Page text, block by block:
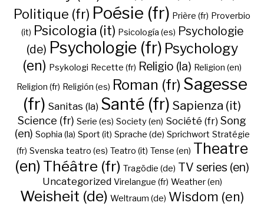
Politique (fr) Poésie (fr) Prière (fr) Proverbio
(it) Psicologia (it) Psicología (es) Psychologie
(de) Psychologie (fr) Psychology
(en) Psykologi Recette (fr) Religio (la) Religion (en)
Religion (fr) Religión (es) Roman (fr) Sagesse
(fr) Sanitas (la) Santé (fr) Sapienza (it)
Science (fr) Serie (es) Society (en) Société (fr) Song
(en) Sophia (la) Sport (it) Sprache (de) Sprichwort Stratégie
(fr) Svenska teatro (es) Teatro (it) Tense (en) Theatre
(en) Théâtre (fr) Tragödie (de) TV series (en)
Uncategorized Virelangue (fr) Weather (en)
Weisheit (de) Weltraum (de) Wisdom (en)